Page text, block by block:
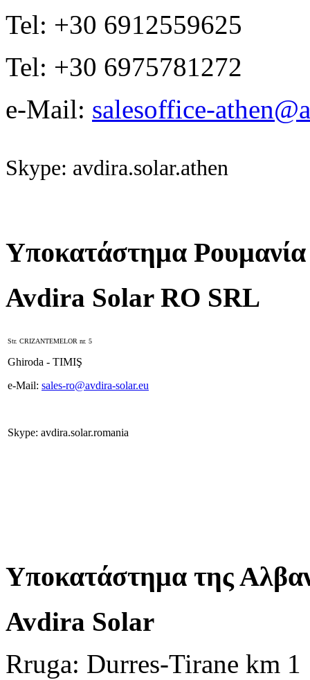
Tel: +30 6912559625
Tel: +30 6975781272
e-Mail: salesoffice-
Skype: avdira.solar.athen
Υποκατάστημα Ρουμανία
Avdira Solar RO SRL
Str. CRIZANTEMELOR nr. 5
Ghiroda - TIMIŞ
e-Mail: sales-ro@avdira-solar.eu
Skype: avdira.solar.romania
Υποκατάστημα της
Avdira Solar
Rruga: Durres-Tirane km 1